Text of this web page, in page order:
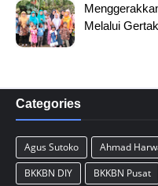
Melalui
Categories
Agus Sutoko Ahmad
BKKBN DIY
BKKBN Pusat